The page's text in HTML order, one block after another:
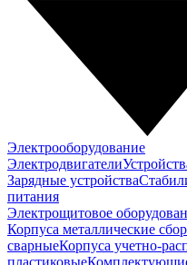
Электрооборудование
Электродвигатели
Зарядные устройства
питания
Электрощитовое
Корпуса металлические
сварныеКорпуса учетно-
пластиковые